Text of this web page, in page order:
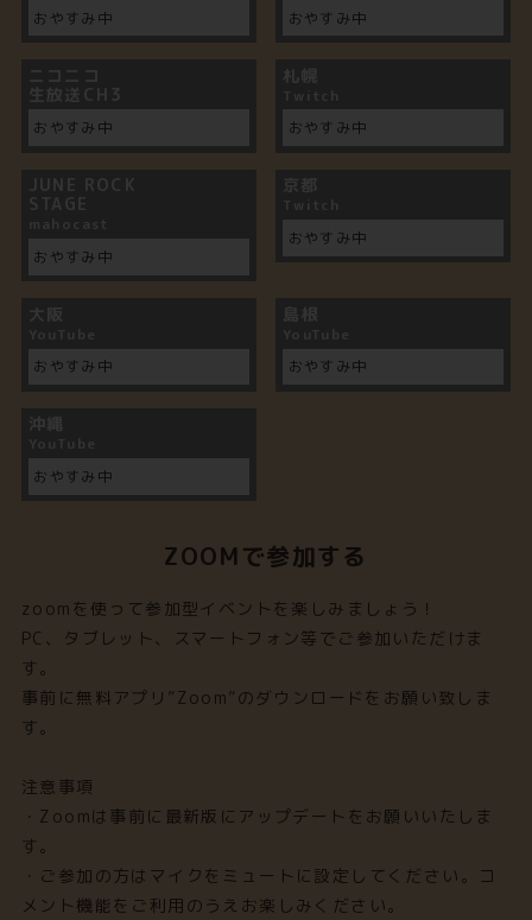
おやすみ中 おやすみ中
おやすみ中
おやすみ中
おやすみ中
おやすみ中
おやすみ中
おやすみ中
おやすみ中
ZOOMで参加する
zoomを使って参加型イベントを楽しみましょう！
PC、タブレット、スマートフォン等でご参加いただけま
す。
事前に無料アプリ”Zoom”のダウンロードをお願い致しま
す。
注意事項
・Zoomは事前に最新版にアップデートをお願いいたしま
す。
・ご参加の方はマイクをミュートに設定してください。コ
メント機能をご利用のうえお楽しみください。